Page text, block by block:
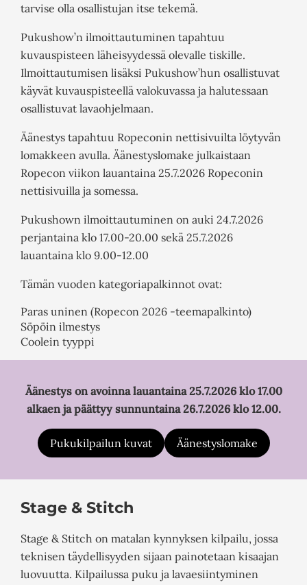
tarvise olla osallistujan itse tekemä.
Pukushow’n ilmoittautuminen tapahtuu
kuvauspisteen läheisyydessä olevalle tiskille.
Ilmoittautumisen lisäksi Pukushow’hun osallistuvat
käyvät kuvauspisteellä valokuvassa ja halutessaan
osallistuvat lavaohjelmaan.
Äänestys tapahtuu Ropeconin nettisivuilta löytyvän
lomakkeen avulla. Äänestyslomake julkaistaan
Ropecon viikon lauantaina 25.7.2026 Ropeconin
nettisivuilla ja somessa.
Pukushown ilmoittautuminen on auki 24.7.2026
perjantaina klo 17.00-20.00 sekä 25.7.2026
lauantaina klo 9.00-12.00
Tämän vuoden kategoriapalkinnot ovat:
Paras uninen (Ropecon 2026 -teemapalkinto)
Söpöin ilmestys
Coolein tyyppi
Äänestys on avoinna lauantaina 25.7.2026 klo 17.00
alkaen ja päättyy sunnuntaina 26.7.2026 klo 12.00.
Pukukilpailun kuvat Äänestyslomake
Stage & Stitch
Stage & Stitch on matalan kynnyksen kilpailu, jossa
teknisen täydellisyyden sijaan painotetaan kisaajan
luovuutta. Kilpailussa puku ja lavaesiintyminen